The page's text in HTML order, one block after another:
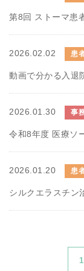
第8回 ストーマ患
2026.02.02 患
動画で分かる入退
2026.01.30 事
令和8年度 医療ソ
2026.01.20 患
シルクエラスチン
1